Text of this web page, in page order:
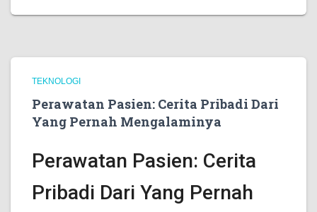
TEKNOLOGI
Perawatan Pasien: Cerita Pribadi Dari
Yang Pernah Mengalaminya
Perawatan Pasien: Cerita
Pribadi Dari Yang Pernah